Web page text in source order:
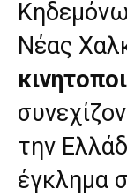
Νέας
την
έγκλημα